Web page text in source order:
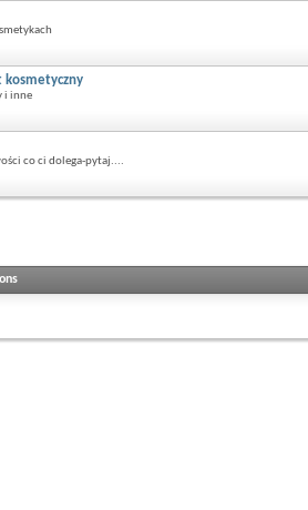
kosmetyczny
i inne
co ci dolega-pytaj....